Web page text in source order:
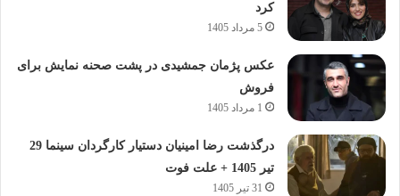
کرد
5 مرداد 1405
عکس پژمان جمشیدی در پشت صحنه نمایش برای
فروش
1 مرداد 1405
درگذشت رضا امینیان دستیار کارگردان سینما 29
تیر 1405 + علت فوت
31 تیر 1405